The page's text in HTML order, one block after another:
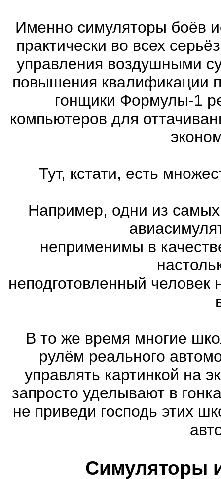
Именно симуляторы боёв
практически во всех
управления воздушными
повышения квалификации
гонщики Формулы-1
компьютеров для
Тут, кстати, есть
Например, одни из
неприменимы в
неподготовленный
В то же время многие
рулём реального
управлять картинкой на
запросто уделывают в
не приведи господь этих
Симуляторы